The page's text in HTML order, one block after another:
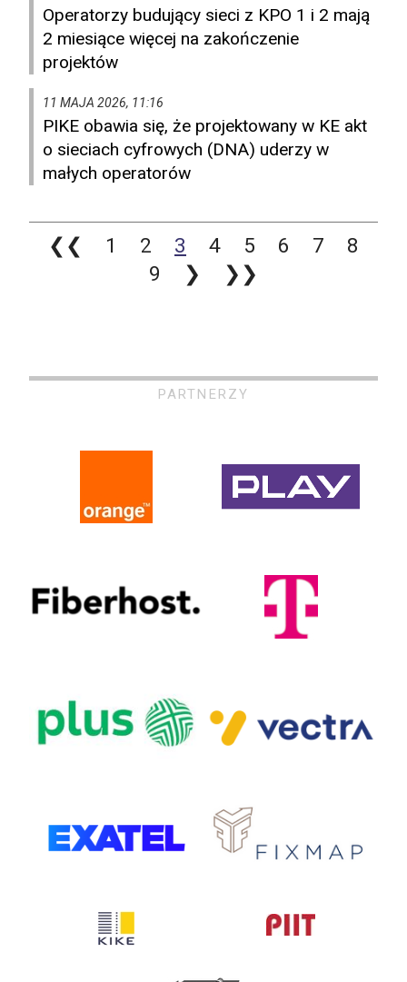
Operatorzy budujący sieci z KPO 1 i 2 mają
2 miesiące więcej na zakończenie
projektów
11 MAJA 2026, 11:16
PIKE obawia się, że projektowany w KE akt
o sieciach cyfrowych (DNA) uderzy w
małych operatorów
❮❮ 1 2 3 4 5 6 7
8
9
❯ ❯❯
PARTNERZY